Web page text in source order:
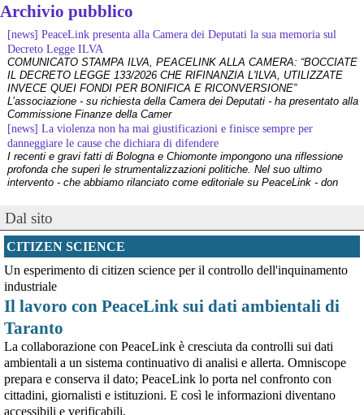
Archivio pubblico
[news] PeaceLink presenta alla Camera dei Deputati la sua memoria sul
Decreto Legge ILVA
COMUNICATO STAMPA ILVA, PEACELINK ALLA CAMERA: “BOCCIATE
IL DECRETO LEGGE 133/2026 CHE RIFINANZIA L'ILVA, UTILIZZATE
INVECE QUEI FONDI PER BONIFICA E RICONVERSIONE”
L’associazione - su richiesta della Camera dei Deputati - ha presentato alla
Commissione Finanze della Camer
[news] La violenza non ha mai giustificazioni e finisce sempre per
danneggiare le cause che dichiara di difendere
I recenti e gravi fatti di Bologna e Chiomonte impongono una riflessione
profonda che superi le strumentalizzazioni politiche. Nel suo ultimo
intervento - che abbiamo rilanciato come editoriale su PeaceLink - don
PeaceLink: “Una vittoria storica dei cittadini, ora la salute viene prima”
L’associazione PeaceLink esprime il proprio pieno sostegno e la più sentita
gratitudine al gruppo di cittadini e all'associazione Genitori Tarantini che
[news] Victor Jara, catturato l’ultimo dei suoi aguzzini
Víctor Jara, il cantautore dei poveri che sfidò la dittatura cilena con la sua
chitarra A cinquant'anni dal golpe che insanguinò il Cile, la storia di Víctor
Jara continua a risuonare come un inno alla dignità e alla resistenza. La
sua voce, spezzata dalle mani dei carn
[news] La "Breve storia del pacifismo italiano" è stata arricchita con undici
schede introduttive storico-culturali dei vari periodi, dal primo Novecento a
Siamo felici di annunciarvi un aggiornamento per la nostra "Breve storia del
pacifismo italiano". Il percorso di ricerca e divulgazione si arricchisce oggi
di un nuovo strumento: abbiamo integrato nel testo undici schede
Dal sito
CITIZEN SCIENCE
Un esperimento di citizen science per il controllo dell'inquinamento
industriale
Il lavoro con PeaceLink sui dati ambientali di
Taranto
La collaborazione con PeaceLink è cresciuta da controlli sui dati
ambientali a un sistema continuativo di analisi e allerta. Omniscope
prepara e conserva il dato; PeaceLink lo porta nel confronto con
cittadini, giornalisti e istituzioni. E così le informazioni diventano
accessibili e verificabili.